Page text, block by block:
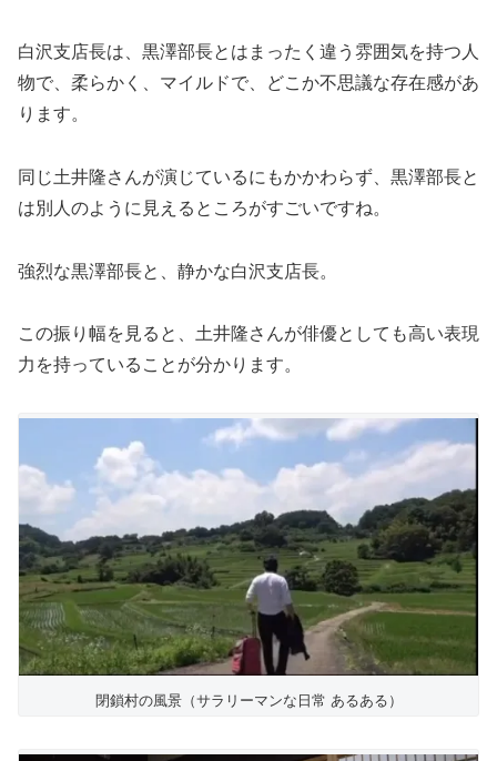
白沢支店長は、黒澤部長とはまったく違う雰囲気を持つ人
物で、柔らかく、マイルドで、どこか不思議な存在感があ
ります。
同じ土井隆さんが演じているにもかかわらず、黒澤部長と
は別人のように見えるところがすごいですね。
強烈な黒澤部長と、静かな白沢支店長。
この振り幅を見ると、土井隆さんが俳優としても高い表現
力を持っていることが分かります。
閉鎖村の風景（サラリーマンな日常 あるある）